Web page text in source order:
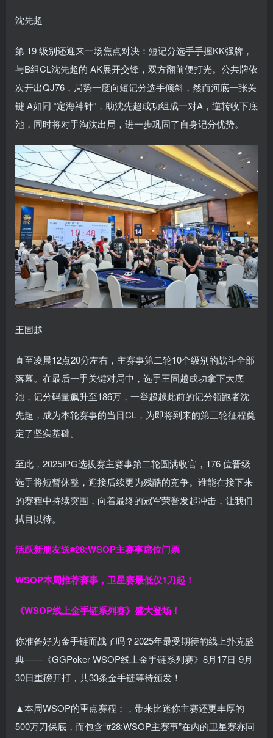
沈先超
第 19 级别还迎来一场焦点对决：短记分选手手握KK强牌，
与B组CL沈先超的 AK展开交锋，双方翻前便打光。公共牌依
次开出QJ76，局势一度向短记分选手倾斜，然而河底一张关
键 A如同 “定海神针”，助沈先超成功组成一对A，逆转收下底
池，同时将对手淘汰出局，进一步巩固了自身记分优势。
王固越
直至凌晨12点20分左右，主赛事第二轮10个级别的战斗全部
落幕。在最后一手关键对局中，选手王固越成功拿下大底
池，记分码量飙升至186万，一举超越此前的记分领跑者沈
先超，成为本轮赛事的当日CL，为即将到来的第三轮征程奠
定了坚实基础。
至此，2025IPG选拔赛主赛事第二轮圆满收官，176 位晋级
选手将短暂休整，迎接后续更为残酷的竞争。谁能在接下来
的赛程中持续突围，向着最终的冠军荣誉发起冲击，让我们
拭目以待。
活跃新朋友送#28:WSOP主赛事席位门票
WSOP本周推荐赛事，卫星赛最低仅1刀起！
《WSOP线上金手链系列赛》 盛大登场！
你准备好为金手链而战了吗？2025年最受期待的线上扑克盛
典——《GGPoker WSOP线上金手链系列赛》8月17日-9月
30日重磅开打，共33条金手链等待颁发！
▲本周WSOP的重点赛程：，带来比迷你主赛还更丰厚的
500万刀保底，而包含“#28:WSOP主赛事”在内的卫星赛亦同